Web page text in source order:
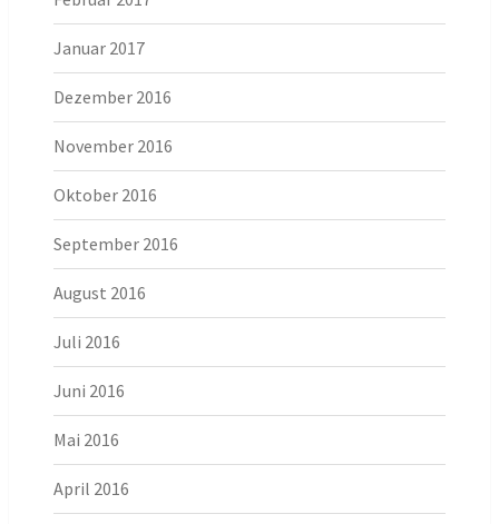
Januar 2017
Dezember 2016
November 2016
Oktober 2016
September 2016
August 2016
Juli 2016
Juni 2016
Mai 2016
April 2016